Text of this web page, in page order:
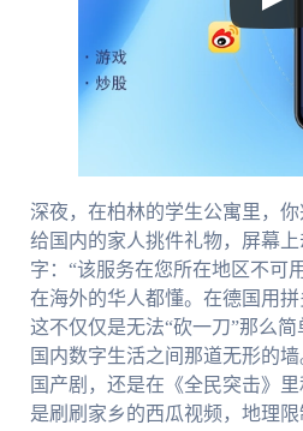
深夜，在柏林的学生公寓里，
给国内的家人挑件礼物，屏幕
字：“该服务在您所在地区不可
在海外的华人都懂。在德国用拼
这不仅仅是无法“砍一刀”那么
国内数字生活之间那道无形的
国产剧，还是在《全民突击》
是刷刷家乡的西瓜视频，地理